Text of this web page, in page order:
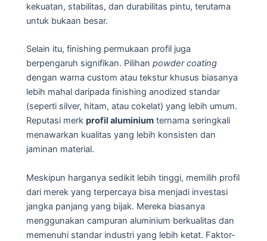
kekuatan, stabilitas, dan durabilitas pintu, terutama
untuk bukaan besar.
Selain itu, finishing permukaan profil juga
berpengaruh signifikan. Pilihan powder coating
dengan warna custom atau tekstur khusus biasanya
lebih mahal daripada finishing anodized standar
(seperti silver, hitam, atau cokelat) yang lebih umum.
Reputasi merk profil aluminium ternama seringkali
menawarkan kualitas yang lebih konsisten dan
jaminan material.
Meskipun harganya sedikit lebih tinggi, memilih profil
dari merek yang terpercaya bisa menjadi investasi
jangka panjang yang bijak. Mereka biasanya
menggunakan campuran aluminium berkualitas dan
memenuhi standar industri yang lebih ketat. Faktor-